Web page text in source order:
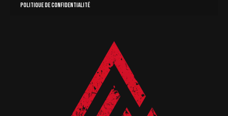
Politique de confidentialité